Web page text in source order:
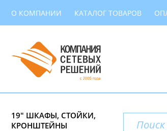
О КОМПАНИИ КАТАЛОГ ТОВАРОВ
19" ШКАФЫ, СТОЙКИ,
КРОНШТЕЙНЫ